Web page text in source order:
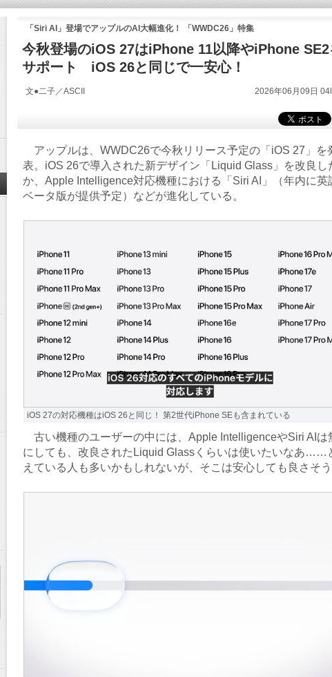
「Siri AI」登場でアップルのAI大幅進化！ 「WWDC26」特集
今秋登場のiOS 27はiPhone 11以降やiPhone SE2
サポート iOS 26と同じで一安心！
文●二子／ASCII 2026年06月09日 04
アップルは、WWDC26で今秋リリース予定の「iOS 27」を
表。iOS 26で導入された新デザイン「Liquid Glass」を改良し
か、Apple Intelligence対応機種における「Siri AI」（年内に英
ベータ版が提供予定）などが進化している。
iOS 27の対応機種はiOS 26と同じ！ 第2世代iPhone SEも含まれている
古い機種のユーザーの中には、Apple IntelligenceやSiri AIは
にしても、改良されたLiquid Glassくらいは使いたいなあ……
えている人も多いかもしれないが、そこは安心しても良さそう